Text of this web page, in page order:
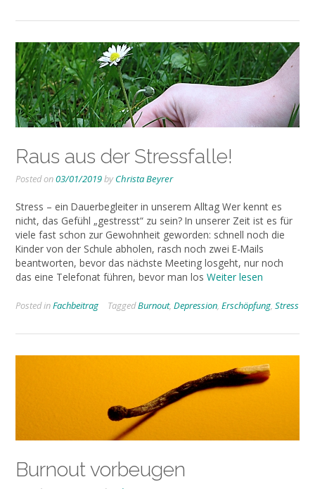
Raus aus der Stressfalle!
Posted on03/01/2019by Christa Beyrer
Stress – ein Dauerbegleiter in unserem Alltag Wer kennt es
nicht, das Gefühl „gestresst“ zu sein? In unserer Zeit ist es für
viele fast schon zur Gewohnheit geworden: schnell noch die
Kinder von der Schule abholen, rasch noch zwei E-Mails
beantworten, bevor das nächste Meeting losgeht, nur noch
das eine Telefonat führen, bevor man los Weiter lesen
Posted inFachbeitrag TaggedBurnout, Depression Erschöpfung Stress
Burnout vorbeugen